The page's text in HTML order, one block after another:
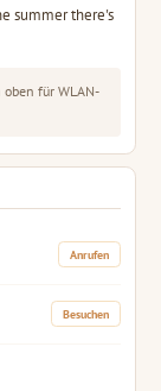
summer there's
für WLAN-
Anrufen
Besuchen